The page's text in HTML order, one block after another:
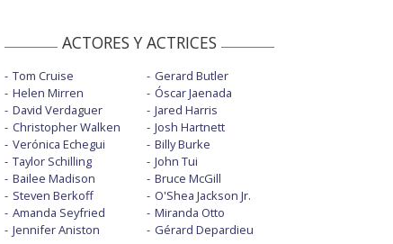
ACTORES Y ACTRICES
Tom Cruise
Helen Mirren
David Verdaguer
Christopher Walken
Verónica Echegui
Taylor Schilling
Bailee Madison
Steven Berkoff
Amanda Seyfried
Jennifer Aniston
Gerard Butler
Óscar Jaenada
Jared Harris
Josh Hartnett
Billy Burke
John Tui
Bruce McGill
O'Shea Jackson Jr.
Miranda Otto
Gérard Depardieu